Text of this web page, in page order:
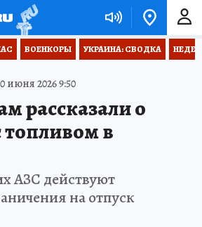
ВОЕНКОРЫ УКРАИНА: СВОДКА
июня 2026 9:50
рассказали о
топливом в
АЗС действуют
на отпуск